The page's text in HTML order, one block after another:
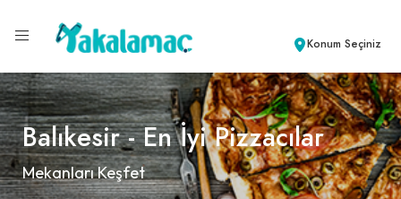
Konum Seçiniz
Balıkesir - En İyi Pizzacılar
Mekanları Keşfet